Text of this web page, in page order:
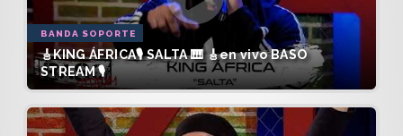
BANDA SOPORTE
🎸KING ÁFRICA🎙️ SALTA 🎹 🎸en vivo BASO
STREAM 🎙️